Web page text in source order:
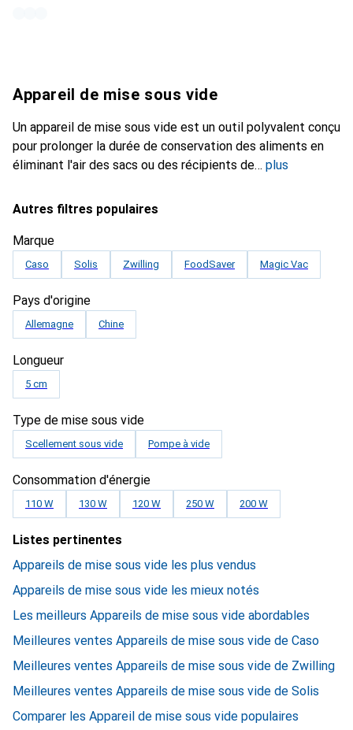
Appareil de mise sous vide
Un appareil de mise sous vide est un outil polyvalent conçu
pour prolonger la durée de conservation des aliments en
éliminant l'air des sacs ou des récipients de
plus
Autres filtres populaires
Marque
Caso Solis Zwilling FoodSaver Magic Vac
Pays d'origine
Allemagne Chine
Longueur
5 cm
Type de mise sous vide
Scellement sous vide Pompe à vide
Consommation d'énergie
110 W 130 W 120 W 250 W 200 W
Listes pertinentes
Appareils de mise sous vide les plus vendus
Appareils de mise sous vide les mieux notés
Les meilleurs Appareils de mise sous vide abordables
Meilleures ventes Appareils de mise sous vide de Caso
Meilleures ventes Appareils de mise sous vide de Zwilling
Meilleures ventes Appareils de mise sous vide de Solis
Comparer les Appareil de mise sous vide populaires